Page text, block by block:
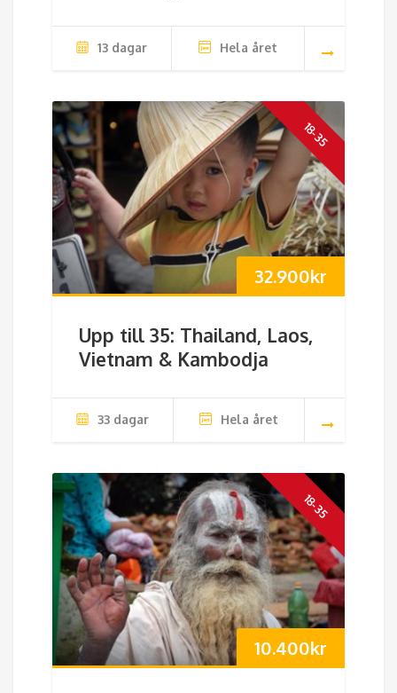
13 dagar Hela året
18-35
32.900kr
Upp till 35: Thailand, Laos,
Vietnam & Kambodja
33 dagar Hela året
18-35
10.400kr